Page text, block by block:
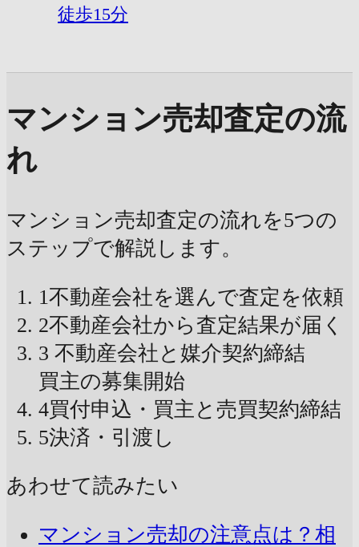
徒歩15分
マンション売却査定の流
れ
マンション売却査定の流れを5つの
ステップで解説します。
1不動産会社を選んで査定を依頼
2不動産会社から査定結果が届く
3 不動産会社と媒介契約締結
買主の募集開始
4買付申込・買主と売買契約締結
5決済・引渡し
あわせて読みたい
マンション売却の注意点は？相